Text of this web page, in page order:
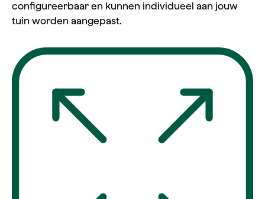
configureerbaar en kunnen individueel aan jouw
tuin worden aangepast.